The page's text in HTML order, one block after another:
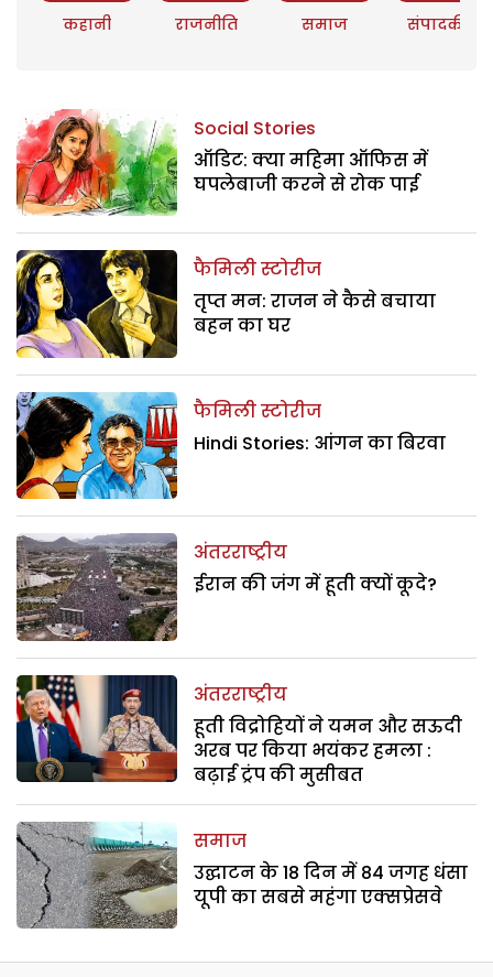
कहानी राजनीति समाज संपादकीय
Social Stories
ऑडिट: क्या महिमा ऑफिस में
घपलेबाजी करने से रोक पाई
फैमिली स्टोरीज
तृप्त मन: राजन ने कैसे बचाया
बहन का घर
फैमिली स्टोरीज
Hindi Stories: आंगन का बिरवा
अंतरराष्ट्रीय
ईरान की जंग में हूती क्यों कूदे?
अंतरराष्ट्रीय
हूती विद्रोहियों ने यमन और सऊदी
अरब पर किया भयंकर हमला :
बढ़ाई ट्रंप की मुसीबत
समाज
उद्घाटन के 18 दिन में 84 जगह धंसा
यूपी का सबसे महंगा एक्सप्रेसवे